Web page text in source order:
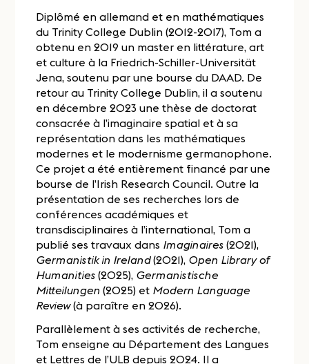
Diplômé en allemand et en mathématiques
du Trinity College Dublin (2012-2017), Tom a
obtenu en 2019 un master en littérature, art
et culture à la Friedrich-Schiller-Universität
Jena, soutenu par une bourse du DAAD. De
retour au Trinity College Dublin, il a soutenu
en décembre 2023 une thèse de doctorat
consacrée à l’imaginaire spatial et à sa
représentation dans les mathématiques
modernes et le modernisme germanophone.
Ce projet a été entièrement financé par une
bourse de l’Irish Research Council. Outre la
présentation de ses recherches lors de
conférences académiques et
transdisciplinaires à l’international, Tom a
publié ses travaux dans Imaginaires (2021),
Germanistik in Ireland(2021), Open Library of
Humanities (2025), Germanistische
Mitteilungen (2025) et Modern Language
Review(à paraître en 2026).
Parallèlement à ses activités de recherche,
Tom enseigne au Département des Langues
et Lettres de l’ULB depuis 2024. Il a